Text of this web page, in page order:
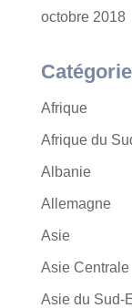
octobre 2018
Afrique
Afrique du
Albanie
Allemagne
Asie
Asie Centrale
Asie du Sud-